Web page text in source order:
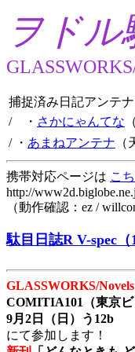
ヲド
捕捉済み日記アンテナ
/ ・ さかにゃんてな
/ ・ あまねアンテナ （
携帯対応ページは こ
http://
（動作確認：ez /
駄目日誌R V-spec（
GLASSWORKS/
COMITIA101（東京ビ
9月2日（日）う12b
にて参加します！